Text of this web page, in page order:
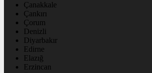
Çanakkale
Çankırı
Çorum
Denizli
Diyarbakır
Edirne
Elazığ
Erzincan